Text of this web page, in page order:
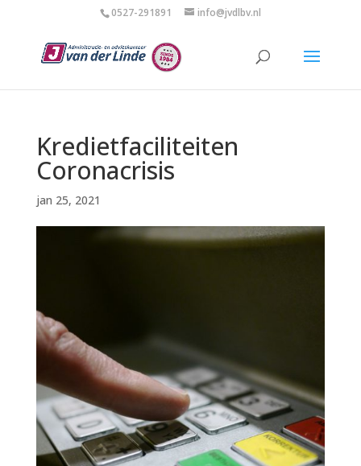
0527-291891 info@jvdlbv.nl
Kredietfaciliteiten
Coronacrisis
jan 25, 2021